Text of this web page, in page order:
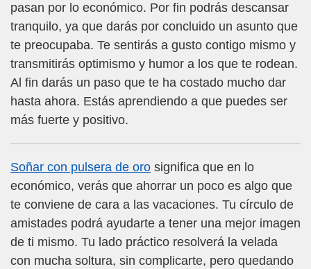
pasan por lo económico. Por fin podrás descansar
tranquilo, ya que darás por concluido un asunto que
te preocupaba. Te sentirás a gusto contigo mismo y
transmitirás optimismo y humor a los que te rodean.
Al fin darás un paso que te ha costado mucho dar
hasta ahora. Estás aprendiendo a que puedes ser
más fuerte y positivo.
Soñar con pulsera de oro significa que en lo
económico, verás que ahorrar un poco es algo que
te conviene de cara a las vacaciones. Tu círculo de
amistades podrá ayudarte a tener una mejor imagen
de ti mismo. Tu lado práctico resolverá la velada
con mucha soltura, sin complicarte, pero quedando